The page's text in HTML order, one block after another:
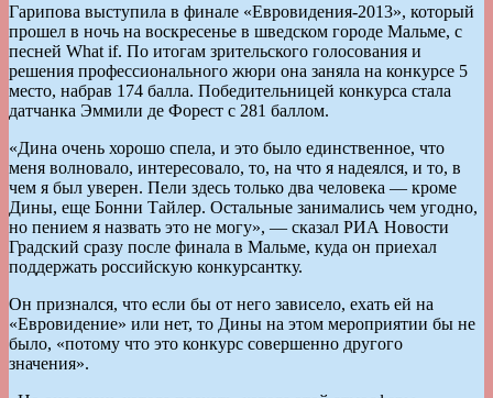
Гарипова выступила в финале «Евровидения-2013», который
прошел в ночь на воскресенье в шведском городе Мальме, с
песней What if. По итогам зрительского голосования и
решения профессионального жюри она заняла на конкурсе 5
место, набрав 174 балла. Победительницей конкурса стала
датчанка Эммили де Форест с 281 баллом.
«Дина очень хорошо спела, и это было единственное, что
меня волновало, интересовало, то, на что я надеялся, и то, в
чем я был уверен. Пели здесь только два человека — кроме
Дины, еще Бонни Тайлер. Остальные занимались чем угодно,
но пением я назвать это не могу», — сказал РИА Новости
Градский сразу после финала в Мальме, куда он приехал
поддержать российскую конкурсантку.
Он признался, что если бы от него зависело, ехать ей на
«Евровидение» или нет, то Дины на этом мероприятии бы не
было, «потому что это конкурс совершенно другого
значения».